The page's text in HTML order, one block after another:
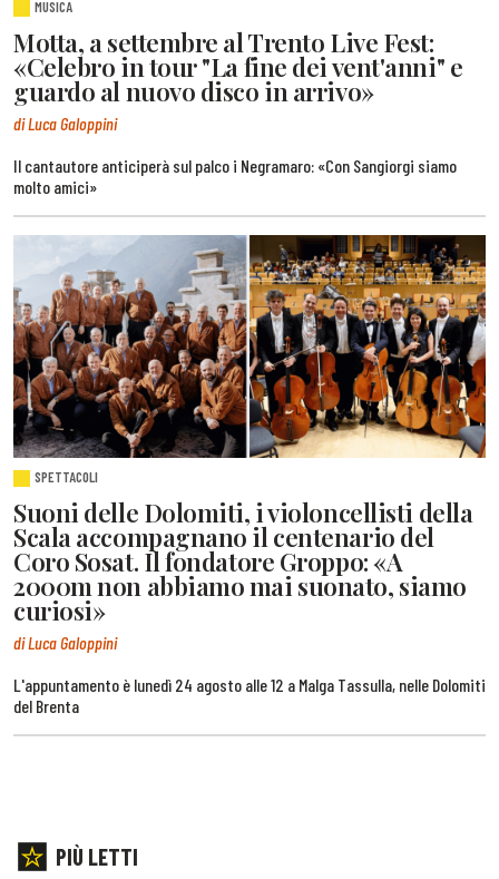
MUSICA
Motta, a settembre al Trento Live Fest:
«Celebro in tour "La fine dei vent'anni" e
guardo al nuovo disco in arrivo»
di Luca Galoppini
Il cantautore anticiperà sul palco i Negramaro: «Con Sangiorgi siamo
molto amici»
SPETTACOLI
Suoni delle Dolomiti, i violoncellisti della
Scala accompagnano il centenario del
Coro Sosat. Il fondatore Groppo: «A
2000m non abbiamo mai suonato, siamo
curiosi»
di Luca Galoppini
L'appuntamento è lunedì 24 agosto alle 12 a Malga Tassulla, nelle Dolomiti
del Brenta
PIÙ LETTI